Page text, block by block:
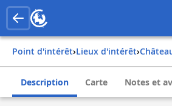
Point d'intérêt› Lieux d'intérêt›
Description Carte Notes et